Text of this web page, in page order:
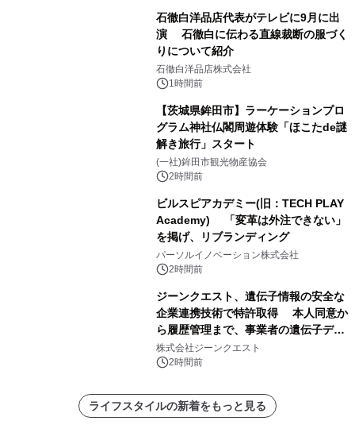
石徹白洋品店代表がテレビに9月に出
演 石徹白に伝わる直線裁断の服づく
りについて紹介
石徹白洋品店株式会社
1時間前
【茨城県鉾田市】ラーケーションプロ
グラム神社仏閣周遊体験「ほこたde謎
解き旅行」スタート
(一社)鉾田市観光物産協会
2時間前
ビルスピアカデミー(旧：TECH PLAY
Academy) 「変革は外注できない」
を掲げ、リブランディング
パーソルイノベーション株式会社
2時間前
ジーンクエスト、遺伝子情報の安全な
企業連携技術で特許取得 本人同意か
ら履歴管理まで、事業者の遺伝子デー
タ活用を支援
株式会社ジーンクエスト
2時間前
ライフスタイルの新着をもっと見る